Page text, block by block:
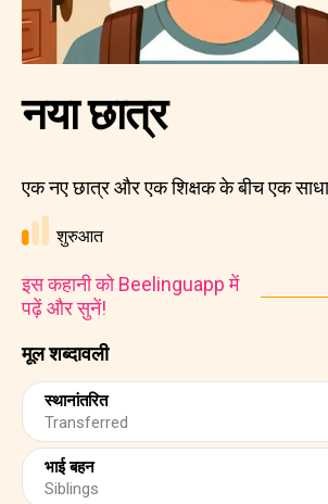
मूल शब्दावली
स्थानांतरित
Transferred
भाई बहन
Siblings
नया छात्र
एक नए छात्र और एक शिक्षक के बीच एक
शुरुआत
इस कहानी को Beelinguapp में
पढ़ें और सुनें!